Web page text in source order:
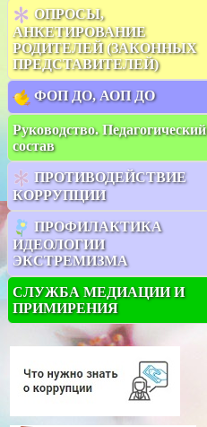
ОПРОСЫ,
АНКЕТИРОВАНИЕ
РОДИТЕЛЕЙ (ЗАКОННЫХ
ПРЕДСТАВИТЕЛЕЙ)
ФОП ДО, АОП ДО
Руководство. Педагогический
состав
ПРОТИВОДЕЙСТВИЕ
КОРРУПЦИИ
ПРОФИЛАКТИКА
ИДЕОЛОГИИ
ЭКСТРЕМИЗМА
СЛУЖБА МЕДИАЦИИ И
ПРИМИРЕНИЯ